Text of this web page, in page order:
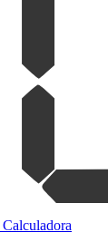
Calculadora